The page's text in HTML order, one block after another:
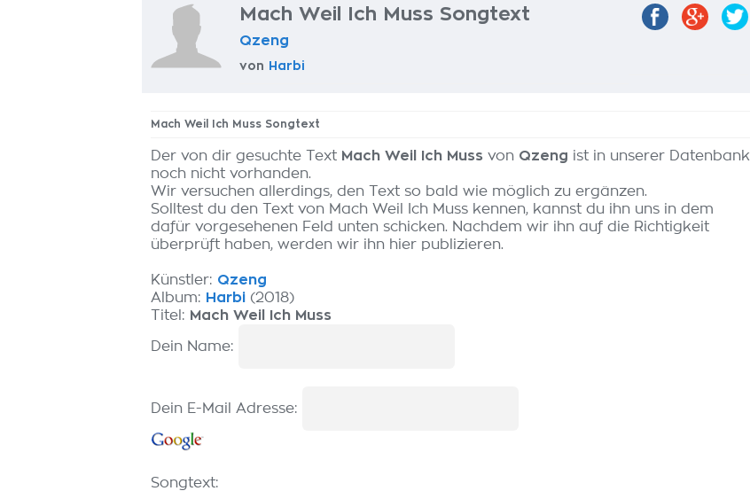
Mach Weil Ich Muss Songtext
Qzeng
von Harbi
Mach Weil Ich Muss Songtext
Der von dir gesuchte Text Mach Weil Ich Muss von Qzeng ist in unserer Datenbank
noch nicht vorhanden.
Wir versuchen allerdings, den Text so bald wie möglich zu ergänzen.
Solltest du den Text von Mach Weil Ich Muss kennen, kannst du ihn uns in dem
dafür vorgesehenen Feld unten schicken. Nachdem wir ihn auf die Richtigkeit
überprüft haben, werden wir ihn hier publizieren.
Künstler: Qzeng
Album: Harbi (2018)
Titel: Mach Weil Ich Muss
Dein Name:
Dein E-Mail Adresse:
Songtext: